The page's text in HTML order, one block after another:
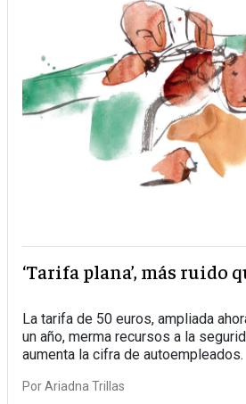
‘Tarifa plana’, más ruido
La tarifa de 50 euros, ampliada
un año, merma recursos a la
aumenta la cifra de autoempleados.
PorAriadna Trillas